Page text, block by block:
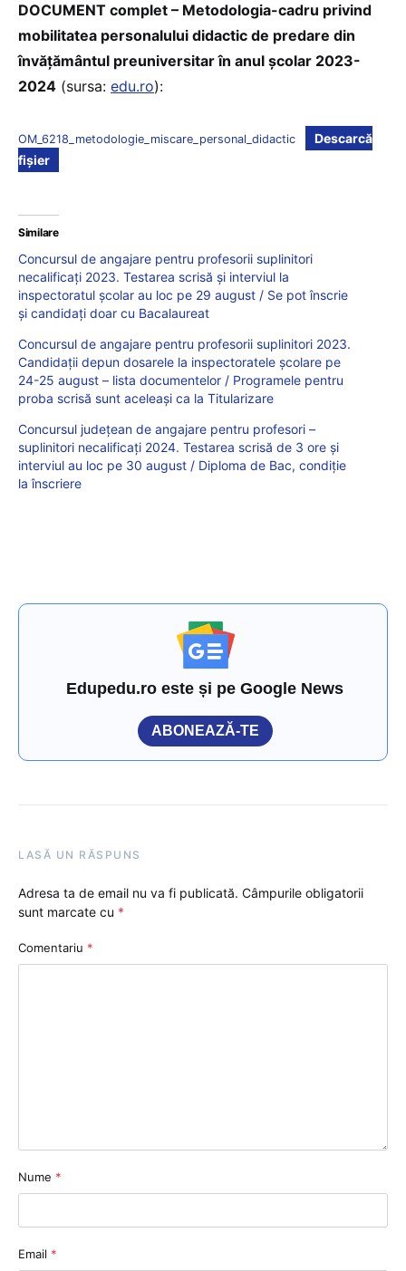
DOCUMENT complet – Metodologia-cadru privind
mobilitatea personalului didactic de predare din
învățământul preuniversitar în anul școlar 2023-
2024 (sursa: edu.ro):
OM_6218_metodologie_miscare_personal_didactic
Descarcă
fișier
Similare
Concursul de angajare pentru profesorii suplinitori
necalificați 2023. Testarea scrisă și interviul la
inspectoratul școlar au loc pe 29 august / Se pot înscrie
și candidați doar cu Bacalaureat
Concursul de angajare pentru profesorii suplinitori 2023.
Candidații depun dosarele la inspectoratele școlare pe
24-25 august – lista documentelor / Programele pentru
proba scrisă sunt aceleași ca la Titularizare
Concursul județean de angajare pentru profesori –
suplinitori necalificați 2024. Testarea scrisă de 3 ore și
interviul au loc pe 30 august / Diploma de Bac, condiție
la înscriere
Edupedu.ro este și pe Google News
ABONEAZĂ-TE
LASĂ UN RĂSPUNS
Adresa ta de email nu va fi publicată. Câmpurile obligatorii
sunt marcate cu *
Comentariu *
Nume *
Email *